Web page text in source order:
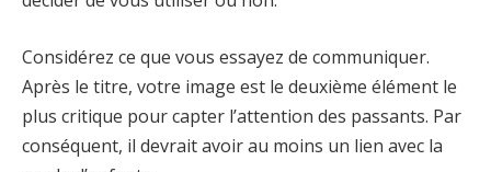
Considérez ce que vous essayez de communiquer.
Après le titre, votre image est le deuxième élément le
plus critique pour capter l’attention des passants. Par
conséquent, il devrait avoir au moins un lien avec la